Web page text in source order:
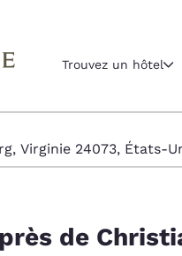
Région et
Amériques
Trouvez un hôtel
de